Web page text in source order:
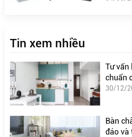
Tin xem nhiều
Tư vấn
chuẩn
30/12/
Bàn
đáo và